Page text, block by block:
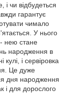
і чи відбудеться
гарантує
чимало
У нього
- нею стане
народження в
і сервіровка
Це дуже
дня народження
і для дорослого